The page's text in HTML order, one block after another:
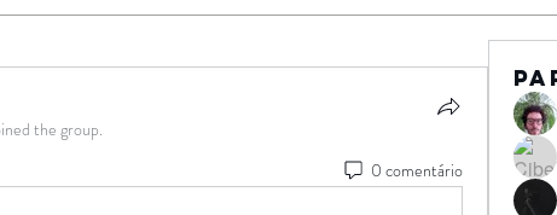
the group.
0 comentário